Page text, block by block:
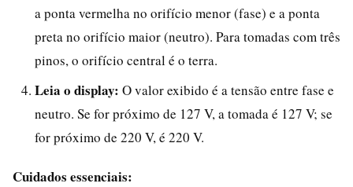
a ponta vermelha no orifício menor (fase) e a ponta
preta no orifício maior (neutro). Para tomadas com três
pinos, o orifício central é o terra.
Leia o display: O valor exibido é a tensão entre fase e
neutro. Se for próximo de 127 V, a tomada é 127 V; se
for próximo de 220 V, é 220 V.
Cuidados essenciais: